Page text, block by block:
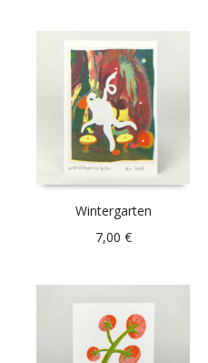
Wintergarten
7,00 €